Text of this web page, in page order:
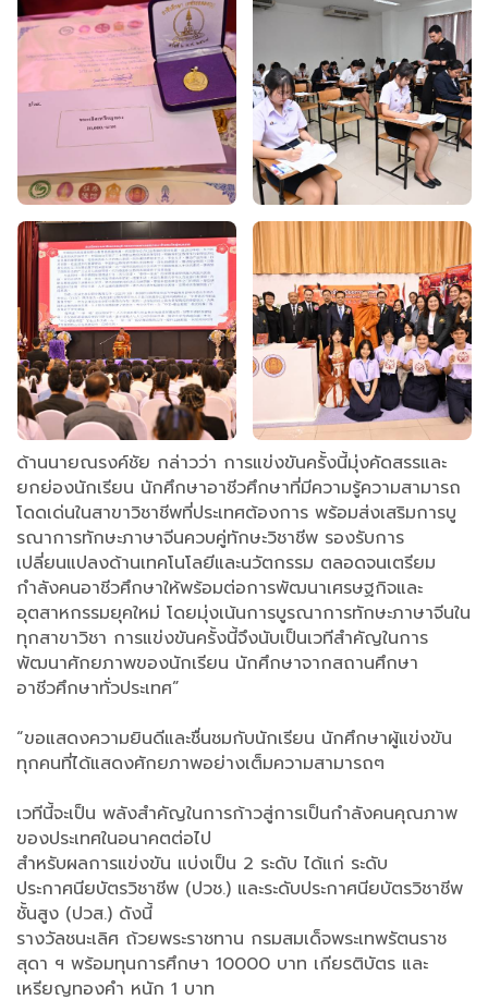
ด้านนายณรงค์ชัย กล่าวว่า การแข่งขันครั้งนี้มุ่งคัดสรรและ
ยกย่องนักเรียน นักศึกษาอาชีวศึกษาที่มีความรู้ความสามารถ
โดดเด่นในสาขาวิชาชีพที่ประเทศต้องการ พร้อมส่งเสริมการบู
รณาการทักษะภาษาจีนควบคู่ทักษะวิชาชีพ รองรับการ
เปลี่ยนแปลงด้านเทคโนโลยีและนวัตกรรม ตลอดจนเตรียม
กำลังคนอาชีวศึกษาให้พร้อมต่อการพัฒนาเศรษฐกิจและ
อุตสาหกรรมยุคใหม่ โดยมุ่งเน้นการบูรณาการทักษะภาษาจีนใน
ทุกสาขาวิชา การแข่งขันครั้งนี้จึงนับเป็นเวทีสำคัญในการ
พัฒนาศักยภาพของนักเรียน นักศึกษาจากสถานศึกษา
อาชีวศึกษาทั่วประเทศ”
“ขอแสดงความยินดีและชื่นชมกับนักเรียน นักศึกษาผู้แข่งขัน
ทุกคนที่ได้แสดงศักยภาพอย่างเต็มความสามารถๆ
เวทีนี้จะเป็น พลังสำคัญในการก้าวสู่การเป็นกำลังคนคุณภาพ
ของประเทศในอนาคตต่อไป
สำหรับผลการแข่งขัน แบ่งเป็น 2 ระดับ ได้แก่ ระดับ
ประกาศนียบัตรวิชาชีพ (ปวช.) และระดับประกาศนียบัตรวิชาชีพ
ชั้นสูง (ปวส.) ดังนี้
รางวัลชนะเลิศ ถ้วยพระราชทาน กรมสมเด็จพระเทพรัตนราช
สุดา ฯ พร้อมทุนการศึกษา 10000 บาท เกียรติบัตร และ
เหรียญทองคำ หนัก 1 บาท